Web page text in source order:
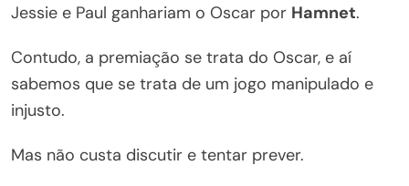
Jessie e Paul ganhariam o Oscar por Hamnet.
Contudo, a premiação se trata do Oscar, e aí
sabemos que se trata de um jogo manipulado e
injusto.
Mas não custa discutir e tentar prever.